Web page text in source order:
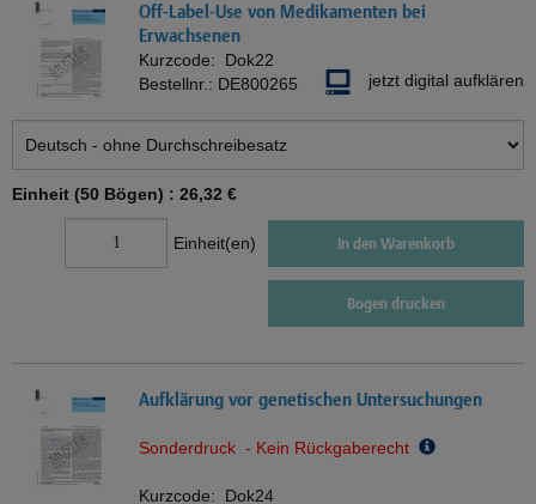
Off-Label-Use von Medikamenten bei
Erwachsenen
Kurzcode: Dok22
Bestellnr.: DE800265 jetzt digital aufklären
Einheit (50 Bögen) : 26,32 €
Einheit(en) In den Warenkorb
Bogen drucken
Aufklärung vor genetischen Untersuchungen
Sonderdruck - Kein Rückgaberecht
Kurzcode: Dok24